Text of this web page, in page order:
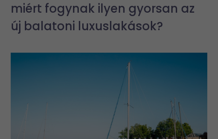
miért fogynak ilyen gyorsan az
új balatoni luxuslakások?